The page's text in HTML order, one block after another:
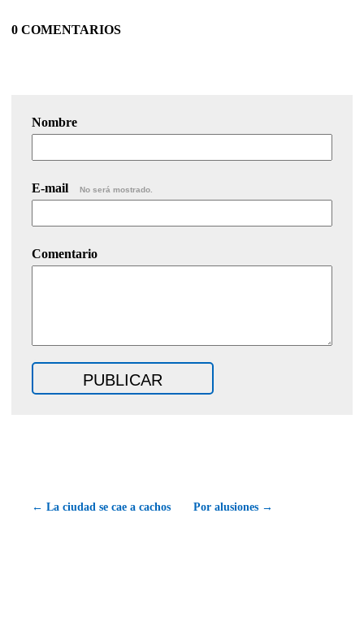
0 COMENTARIOS
Nombre
E-mail No será mostrado.
Comentario
← La ciudad se cae a cachos Por alusiones →